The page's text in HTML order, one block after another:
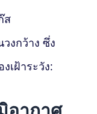
ส
งกว้าง ซึ่ง
เฝ้าระวัง: